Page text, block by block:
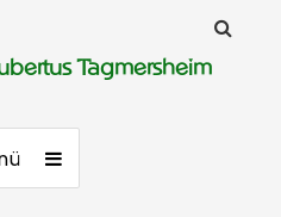
Tagmersheim